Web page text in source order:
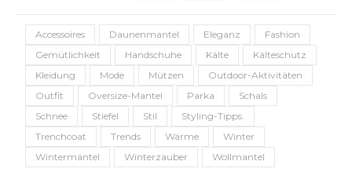
Accessoires Daunenmantel Eleganz
Fashion
Gemütlichkeit
Handschuhe Kälte
Kälteschutz
Kleidung
Mode Mützen
Outdoor-Aktivitäten
Outfit
Oversize-Mantel Parka
Schals
Schnee
Stiefel Stil
Styling-Tipps.
Trenchcoat
Trends Wärme
Winter
Wintermäntel
Winterzauber Wollmantel